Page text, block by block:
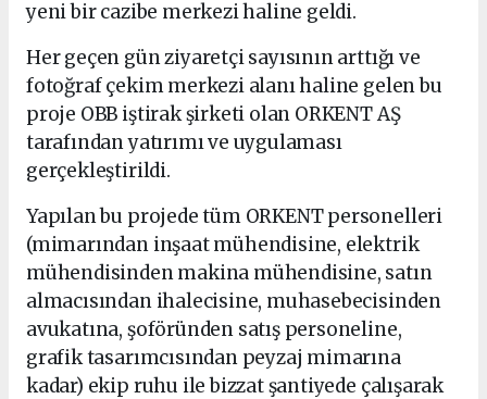
yeni bir cazibe merkezi haline geldi.
Her geçen gün ziyaretçi sayısının arttığı ve
fotoğraf çekim merkezi alanı haline gelen bu
proje OBB iştirak şirketi olan ORKENT AŞ
tarafından yatırımı ve uygulaması
gerçekleştirildi.
Yapılan bu projede tüm ORKENT personelleri
(mimarından inşaat mühendisine, elektrik
mühendisinden makina mühendisine, satın
almacısından ihalecisine, muhasebecisinden
avukatına, şoföründen satış personeline,
grafik tasarımcısından peyzaj mimarına
kadar) ekip ruhu ile bizzat şantiyede çalışarak